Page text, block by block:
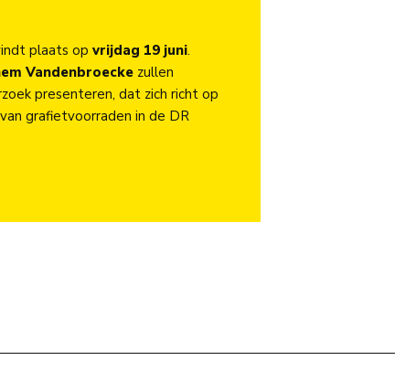
plaats op vrijdag 19 juni.
Vandenbroecke zullen
presenteren, dat zich richt op
grafietvoorraden in de DR